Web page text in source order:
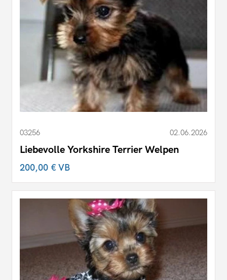
03256 02.06.2026
Liebevolle Yorkshire Terrier Welpen
200,00 €VB